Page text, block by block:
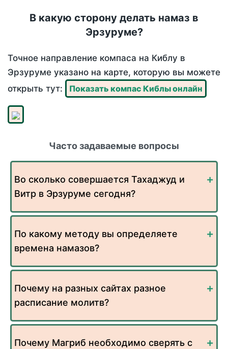
В какую сторону делать намаз в
Эрзуруме?
Точное направление компаса на Киблу в
Эрзуруме указано на карте, которую вы можете
открыть тут:
Показать компас Киблы онлайн
Часто задаваемые вопросы
Во сколько совершается Тахаджуд и
Витр в Эрзуруме сегодня?
По какому методу вы определяете
времена намазов?
Почему на разных сайтах разное
расписание молитв?
Почему Магриб необходимо сверять с